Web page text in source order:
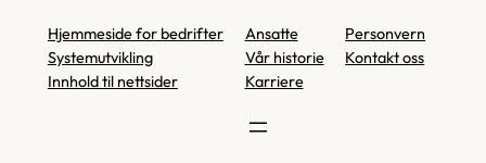
Hjemmeside for bedrifter
Systemutvikling
Innhold til nettsider
Ansatte
Vår historie
Karriere
Personvern
Kontakt oss